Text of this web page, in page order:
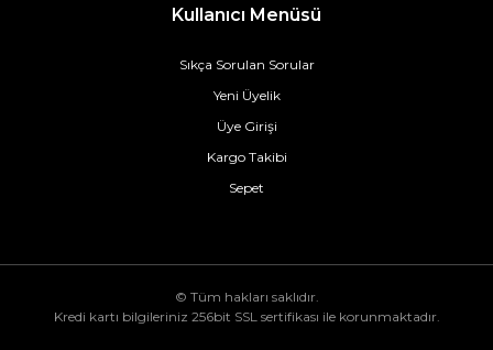
Kullanıcı Menüsü
Sıkça Sorulan Sorular
Yeni Üyelik
Üye Girişi
Kargo Takibi
Sepet
© Tüm hakları saklıdır.
Kredi kartı bilgileriniz 256bit SSL sertifikası ile korunmaktadır.